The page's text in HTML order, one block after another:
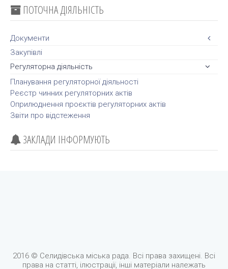
ПОТОЧНА ДІЯЛЬНІСТЬ
Документи
Закупівлі
Регуляторна діяльність
Планування регуляторної діяльності
Реєстр чинних регуляторних актів
Оприлюднення проєктів регуляторних актів
Звіти про відстеження
ЗАКЛАДИ ІНФОРМУЮТЬ
2016 © Селидівська міська рада. Всі права захищені. Всі
права на статті, ілюстрації, інші матеріали належать